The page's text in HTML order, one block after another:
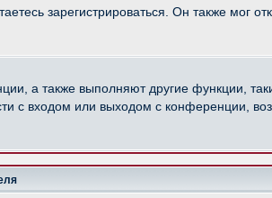
зарегистрироваться. Он также мог
а также выполняют другие функции,
с входом или выходом с конференции,